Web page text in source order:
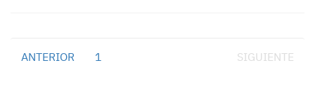
ANTERIOR 1 SIGUIENTE